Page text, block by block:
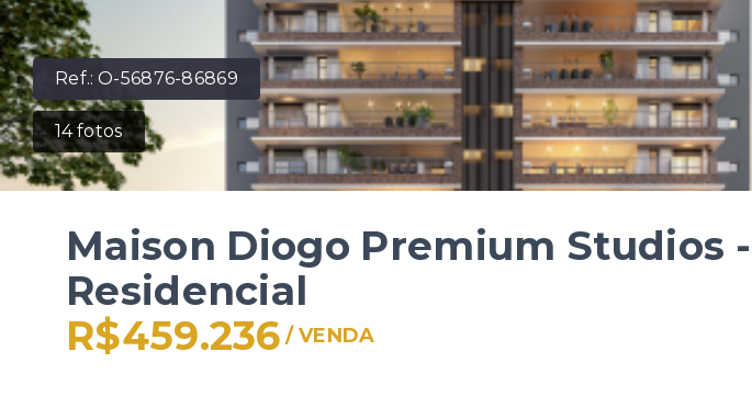
Ref.:O-56876-86869
14fotos
Maison Diogo Premium Studios -
Residencial
R$459.236 /VENDA